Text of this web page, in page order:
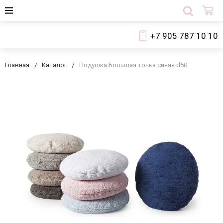
+7 905 787 10 10
Главная Каталог Подушка Большая точка синяя d50